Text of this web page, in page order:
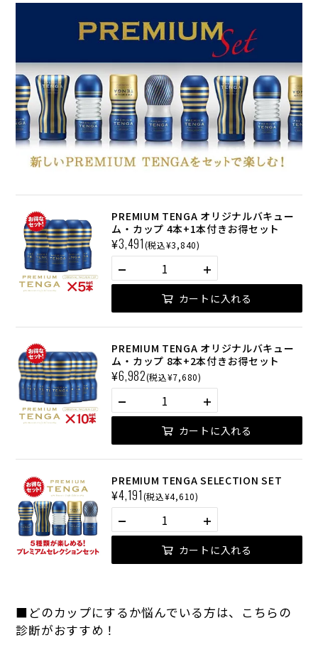
PREMIUM TENGA オリジナルバキュー
ム・カップ 4本+1本付きお得セット
¥3,491(税込¥3,840)
カートに入れる
PREMIUM TENGA オリジナルバキュー
ム・カップ 8本+2本付きお得セット
¥6,982(税込¥7,680)
カートに入れる
PREMIUM TENGA SELECTION SET
¥4,191(税込¥4,610)
カートに入れる
■どのカップにするか悩んでいる方は、こちらの
診断がおすすめ！